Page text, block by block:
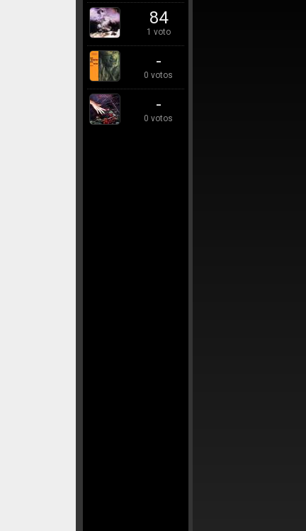
84
1 voto
-
0 votos
-
0 votos